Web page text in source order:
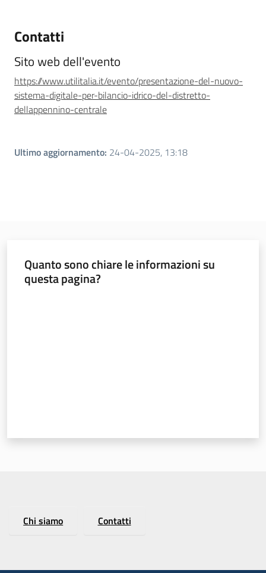
Contatti
Sito web dell'evento
https://www.utilitalia.it/evento/presentazione-del-nuovo-
sistema-digitale-per-bilancio-idrico-del-distretto-
dellappennino-centrale
Ultimo aggiornamento: 24-04-2025, 13:18
Quanto sono chiare le informazioni su
questa pagina?
Chi siamo Contatti